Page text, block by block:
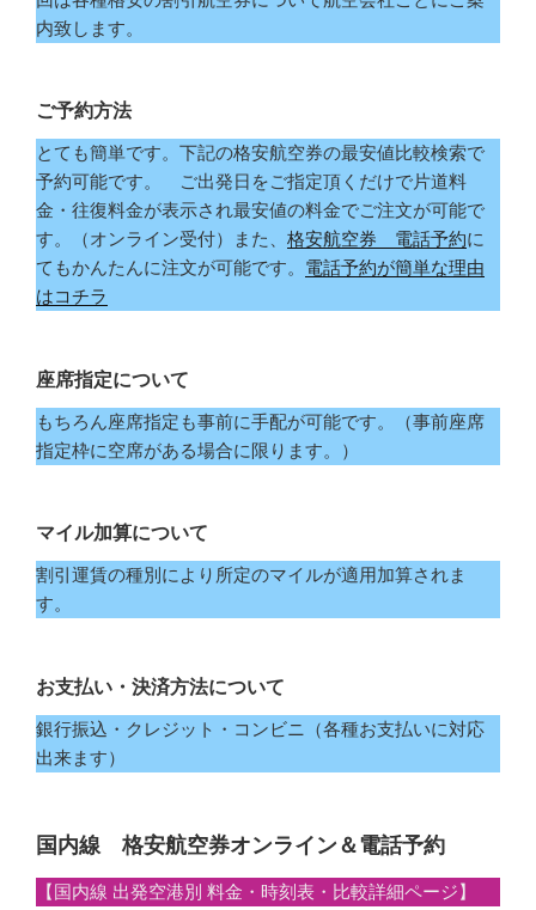
内致します。
ご予約方法
とても簡単です。下記の格安航空券の最安値比較検索で
予約可能です。 ご出発日をご指定頂くだけで片道料
金・往復料金が表示され最安値の料金でご注文が可能で
す。（オンライン受付）また、 格安航空券 電話予約に
てもかんたんに注文が可能です。 電話予約が簡単な理由
はコチラ
座席指定について
もちろん座席指定も事前に手配が可能です。（事前座席
指定枠に空席がある場合に限ります。）
マイル加算について
割引運賃の種別により所定のマイルが適用加算されま
す。
お支払い・決済方法について
銀行振込・クレジット・コンビニ（各種お支払いに対応
出来ます）
国内線 格安航空券オンライン＆電話予約
【国内線 出発空港別 料金・時刻表・比較詳細ページ】